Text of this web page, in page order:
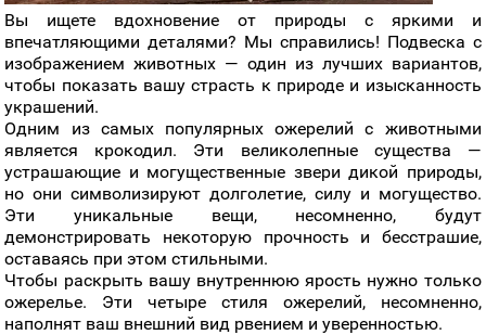
Вы ищете вдохновение от природы с яркими и
впечатляющими деталями? Мы справились! Подвеска с
изображением животных — один из лучших вариантов,
чтобы показать вашу страсть к природе и изысканность
украшений.
Одним из самых популярных ожерелий с животными
является крокодил. Эти великолепные существа —
устрашающие и могущественные звери дикой природы,
но они символизируют долголетие, силу и могущество.
Эти уникальные вещи, несомненно, будут
демонстрировать некоторую прочность и бесстрашие,
оставаясь при этом стильными.
Чтобы раскрыть вашу внутреннюю ярость нужно только
ожерелье. Эти четыре стиля ожерелий, несомненно,
наполнят ваш внешний вид рвением и уверенностью.